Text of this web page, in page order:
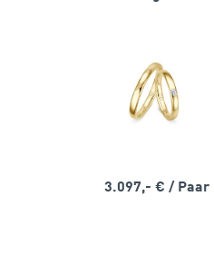
3.097,- € / Paar